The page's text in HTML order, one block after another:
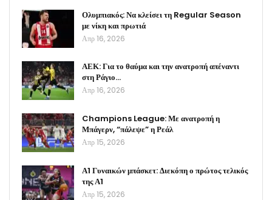
Ολυμπιακός: Να κλείσει τη Regular Season
με νίκη και πρωτιά
Απρ 16, 2026
ΑΕΚ: Για το θαύμα και την ανατροπή απέναντι
στη Ράγιο…
Απρ 16, 2026
Champions League: Με ανατροπή η
Μπάγερν, “πάλεψε” η Ρεάλ
Απρ 15, 2026
Α1 Γυναικών μπάσκετ: Διεκόπη ο πρώτος τελικός
της Α1
Απρ 15, 2026